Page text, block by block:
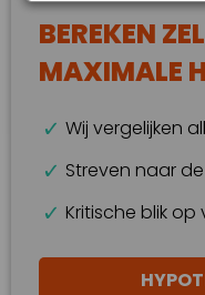
BEREKEN
MAXIMALE
Wij vergelijken
Streven naar
Kritische blik